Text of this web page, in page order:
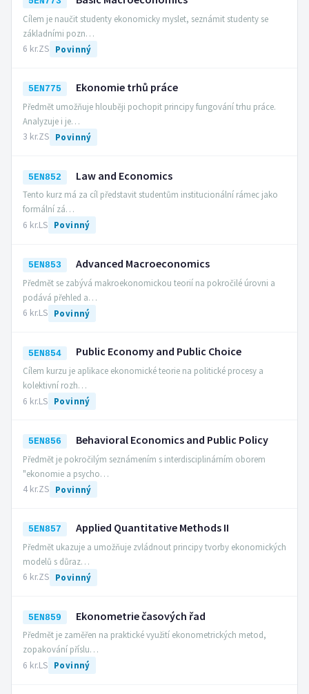
Cílem je naučit studenty ekonomicky myslet, seznámit studenty se
základními pozn…
6 kr.ZS Povinný
5EN775 Ekonomie trhů práce
Předmět umožňuje hlouběji pochopit principy fungování trhu práce.
Analyzuje i je…
3 kr.ZS Povinný
5EN852 Law and Economics
Tento kurz má za cíl představit studentům institucionální rámec jako
formální zá…
6 kr.LS Povinný
5EN853 Advanced Macroeconomics
Předmět se zabývá makroekonomickou teorií na pokročilé úrovni a
podává přehled a…
6 kr.LS Povinný
5EN854 Public Economy and Public Choice
Cílem kurzu je aplikace ekonomické teorie na politické procesy a
kolektivní rozh…
6 kr.LS Povinný
5EN856 Behavioral Economics and Public Policy
Předmět je pokročilým seznámením s interdisciplinárním oborem
"ekonomie a psycho…
4 kr.ZS Povinný
5EN857 Applied Quantitative Methods II
Předmět ukazuje a umožňuje zvládnout principy tvorby ekonomických
modelů s důraz…
6 kr.ZS Povinný
5EN859 Ekonometrie časových řad
Předmět je zaměřen na praktické využití ekonometrických metod,
zopakování příslu…
6 kr.LS Povinný